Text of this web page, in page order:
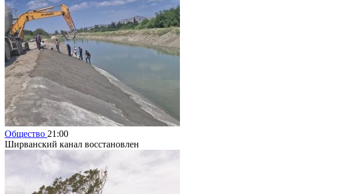
Общество 21:00
Ширванский канал восстановлен